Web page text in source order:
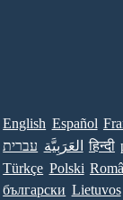
English Español
עברית العَرَبِيَّة हिन्दी
Türkçe Polski
български Lietuvos